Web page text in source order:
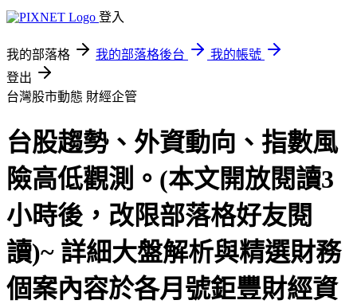
登入
我的部落格 我的部落格後台
我的帳號
登出
台灣股市動態 財經企管
台股趨勢、外資動向、指數風
險高低觀測。(本文開放閱讀3
小時後，改限部落格好友閱
讀)~ 詳細大盤解析與精選財務
個案內容於各月號鉅豐財經資